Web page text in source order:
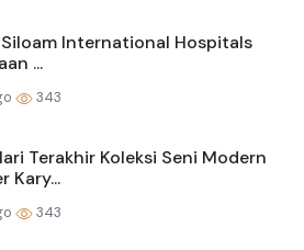
International Hospitals
...
343
Terakhir Koleksi Seni Modern
Kary...
343